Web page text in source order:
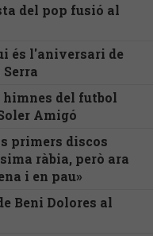
del pop fusió al
és l'aniversari de
Serra
himnes del futbol
Amigó
primers discos
ràbia, però ara
i en pau»
Beni Dolores al